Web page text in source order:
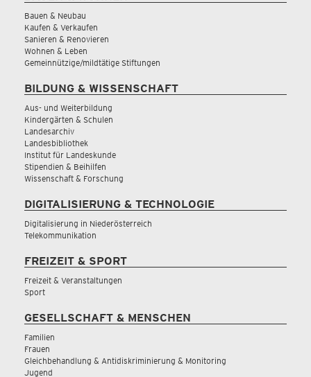
Bauen & Neubau
Kaufen & Verkaufen
Sanieren & Renovieren
Wohnen & Leben
Gemeinnützige/mildtätige Stiftungen
BILDUNG & WISSENSCHAFT
Aus- und Weiterbildung
Kindergärten & Schulen
Landesarchiv
Landesbibliothek
Institut für Landeskunde
Stipendien & Beihilfen
Wissenschaft & Forschung
DIGITALISIERUNG & TECHNOLOGIE
Digitalisierung in Niederösterreich
Telekommunikation
FREIZEIT & SPORT
Freizeit & Veranstaltungen
Sport
GESELLSCHAFT & MENSCHEN
Familien
Frauen
Gleichbehandlung & Antidiskriminierung & Monitoring
Jugend